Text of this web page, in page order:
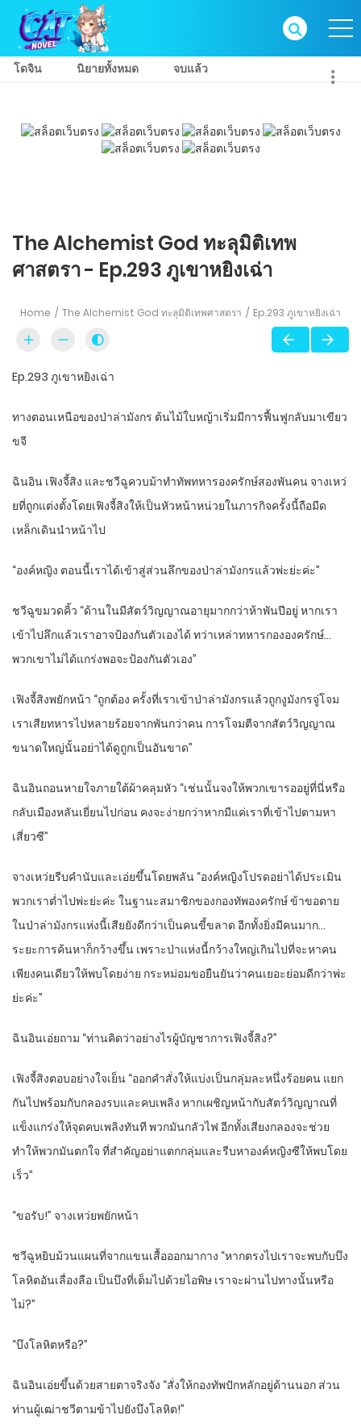
โดจิน นิยายทั้งหมด จบแล้ว
The Alchemist God ทะลุมิติเทพ
ศาสตรา - Ep.293 ภูเขาหยิงเฉ่า
Home The Alchemist God ทะลุมิติเทพศาสตรา Ep.293 ภูเขาหยิงเฉ่า
Ep.293 ภูเขาหยิงเฉ่า
ทางตอนเหนือของป่าล่ามังกร ต้นไม้ใบหญ้าเริ่มมีการฟื้นฟูกลับมาเขียว
ขจี
ฉินอิน เฟิงจี้สิง และชวีฉูควบม้าทำทัพทหารองครักษ์สองพันคน จางเหว่
ยที่ถูกแต่งตั้งโดยเฟิงจี้สิงให้เป็นหัวหน้าหน่วยในภารกิจครั้งนี้ถือมีด
เหล็กเดินนำหน้าไป
“องค์หญิง ตอนนี้เราได้เข้าสู่ส่วนลึกของป่าล่ามังกรแล้วพ่ะย่ะค่ะ”
ชวีฉูขมวดคิ้ว “ด้านในมีสัตว์วิญญาณอายุมากกว่าห้าพันปีอยู่ หากเรา
เข้าไปลึกแล้วเราอาจป้องกันตัวเองได้ ทว่าเหล่าทหารกององครักษ์…
พวกเขาไม่ได้แกร่งพอจะป้องกันตัวเอง”
เฟิงจี้สิงพยักหน้า “ถูกต้อง ครั้งที่เราเข้าป่าล่ามังกรแล้วถูกงูมังกรจู่โจม
เราเสียทหารไปหลายร้อยจากพันกว่าคน การโจมตีจากสัตว์วิญญาณ
ขนาดใหญ่นั้นอย่าได้ดูถูกเป็นอันขาด”
ฉินอินถอนหายใจภายใต้ผ้าคลุมหัว “เช่นนั้นจงให้พวกเขารออยู่ที่นี่หรือ
กลับเมืองหลันเยี่ยนไปก่อน คงจะง่ายกว่าหากมีแค่เราที่เข้าไปตามหา
เสี่ยวซี”
จางเหว่ยรีบคำนับและเอ่ยขึ้นโดยพลัน “องค์หญิงโปรดอย่าได้ประเมิน
พวกเราต่ำไปพ่ะย่ะค่ะ ในฐานะสมาชิกของกองทัพองครักษ์ ข้าขอตาย
ในป่าล่ามังกรแห่งนี้เสียยังดีกว่าเป็นคนขี้ขลาด อีกทั้งยิ่งมีคนมาก…
ระยะการค้นหาก็กว้างขึ้น เพราะป่าแห่งนี้กว้างใหญ่เกินไปที่จะหาคน
เพียงคนเดียวให้พบโดยง่าย กระหม่อมขอยืนยันว่าคนเยอะย่อมดีกว่าพ่ะ
ย่ะค่ะ”
ฉินอินเอ่ยถาม “ท่านคิดว่าอย่างไรผู้บัญชาการเฟิงจี้สิง?”
เฟิงจี้สิงตอบอย่างใจเย็น “ออกคำสั่งให้แบ่งเป็นกลุ่มละหนึ่งร้อยคน แยก
กันไปพร้อมกับกลองรบและคบเพลิง หากเผชิญหน้ากับสัตว์วิญญาณที่
แข็งแกร่งให้จุดคบเพลิงทันที พวกมันกลัวไฟ อีกทั้งเสียงกลองจะช่วย
ทำให้พวกมันตกใจ ที่สำคัญอย่าแตกกลุ่มและรีบหาองค์หญิงซีให้พบโดย
เร็ว”
“ขอรับ!” จางเหว่ยพยักหน้า
ชวีฉูหยิบม้วนแผนที่จากแขนเสื้อออกมากาง “หากตรงไปเราจะพบกับบึง
โลหิตอันเลื่องลือ เป็นบึงที่เต็มไปด้วยไอพิษ เราจะผ่านไปทางนั้นหรือ
ไม่?”
“บึงโลหิตหรือ?”
ฉินอินเอ่ยขึ้นด้วยสายตาจริงจัง “สั่งให้กองทัพปักหลักอยู่ด้านนอก ส่วน
ท่านผู้เฒ่าชวีตามข้าไปยังบึงโลหิต!”